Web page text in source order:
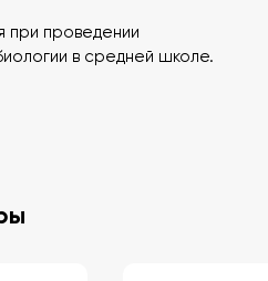
при проведении
в средней школе.